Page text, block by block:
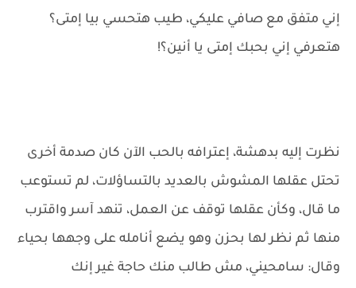
إني متفق مع صافي عليكي، طيب هتحسي بيا إمتى؟
هتعرفي إني بحبك إمتى يا أنين؟!
نظرت إليه بدهشة، إعترافه بالحب الآن كان صدمة أخرى
تحتل عقلها المشوش بالعديد بالتساؤلات، لم تستوعب
ما قال، وكأن عقلها توقف عن العمل، تنهد آسر واقترب
منها ثم نظر لها بحزن وهو يضع أنامله على وجهها بحياء
وقال: سامحيني، مش طالب منك حاجة غير إنك